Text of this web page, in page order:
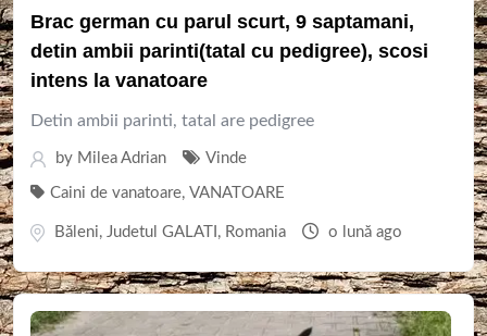
Brac german cu parul scurt, 9 saptamani,
detin ambii parinti(tatal cu pedigree), scosi
intens la vanatoare
Detin ambii parinti, tatal are pedigree
by Milea Adrian Vinde
Caini de vanatoare, VANATOARE
Băleni, Judetul GALATI , Romania o lună ago